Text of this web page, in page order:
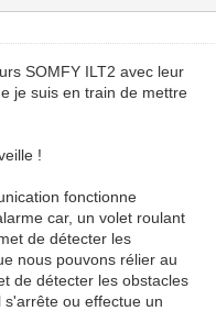
SOMFY ILT2 avec leur
je suis en train de mettre
!
fonctionne
car, un volet roulant
de détecter les
nous pouvons rélier au
de détecter les obstacles
ou effectue un